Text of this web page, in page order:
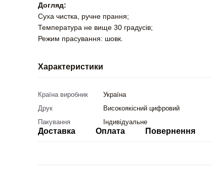
Догляд:
Суха чистка, ручне прання;
Температура не вище 30 градусів;
Режим прасування: шовк.
Характеристики
Країна виробник
Україна
Друк
Високоякісний цифровий
Пакування
Індивідуальне
Доставка Оплата Повернення